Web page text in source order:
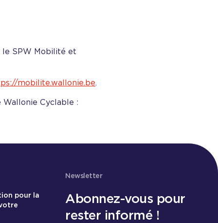
le SPW Mobilité et
mobilite.wallonie.be.
Cyclable :
pour la
Newsletter
Abonnez-vous pour
rester informé !